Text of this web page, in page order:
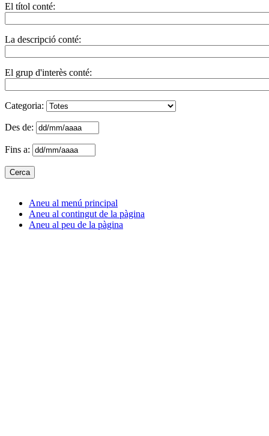
El títol conté:
La descripció conté:
El grup d'interès conté:
Categoria:
Des de:
Fins a:
Aneu al menú principal
Aneu al contingut de la pàgina
Aneu al peu de la pàgina